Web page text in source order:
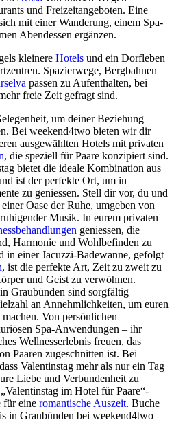
und Freizeitangeboten. Eine
mit einer Wanderung, einem Spa-
Abendessen ergänzen.
kleinere Hotels und ein Dorfleben
Spazierwege, Bergbahnen
passen zu Aufenthalten, bei
freie Zeit gefragt sind.
um deiner Beziehung
Bei weekend4two bieten wir dir
ausgewählten Hotels mit privaten
, die speziell für Paare konzipiert sind.
bietet die ideale Kombination aus
ist der perfekte Ort, um in
zu geniessen. Stell dir vor, du und
Oase der Ruhe, umgeben von
Musik. In eurem privaten
geniessen, die
Harmonie und Wohlbefinden zu
in einer Jacuzzi-Badewanne, gefolgt
, ist die perfekte Art, Zeit zu zweit zu
und Geist zu verwöhnen.
Graubünden sind sorgfältig
an Annehmlichkeiten, um euren
Von persönlichen
Spa-Anwendungen – ihr
Wellnesserlebnis freuen, das
Paaren zugeschnitten ist. Bei
Valentinstag mehr als nur ein Tag
Liebe und Verbundenheit zu
im Hotel für Paare“-
für eine romantische Auszeit. Buche
in Graubünden bei weekend4two